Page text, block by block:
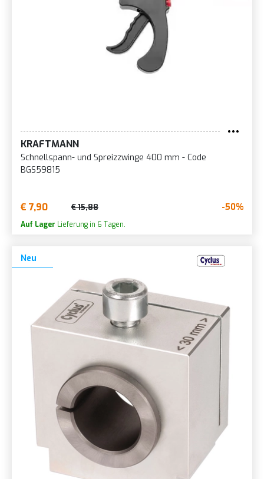
KRAFTMANN
Schnellspann- und Spreizzwinge 400 mm - Code
BGS59815
€ 7,90 € 15,88 -50%
Auf Lager Lieferung in 6 Tagen.
Neu